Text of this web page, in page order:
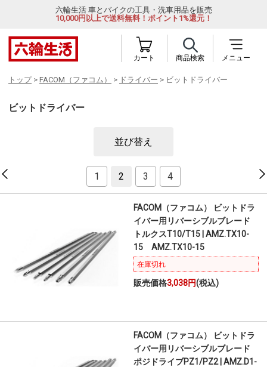
六輪生活 車とバイクの工具・洗車用品を販売
10,000円以上で送料無料！ポイント1%還元！
カート 商品検索 メニュー
トップ> FACOM（ファコム） > ドライバー > ビットドライバー
ビットドライバー
並び替え
1 2 3 4
FACOM（ファコム） ビットドラ
イバー用リバーシブルブレード
トルクスT10/T15 | AMZ.TX10-
15 AMZ.TX10-15
在庫切れ
販売価格3,038円(税込)
FACOM（ファコム） ビットドラ
イバー用リバーシブルブレード
ポジドライブPZ1/PZ2 | AMZ.D1-